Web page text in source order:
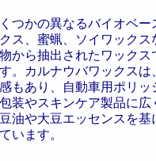
つかの異なるバイオベ
ス、蜜蝋、ソイワック
から抽出されたワック
。カルナウバワックス
もあり、自動車用ポリ
装やスキンケア製品に
油や大豆エッセンスを
います。